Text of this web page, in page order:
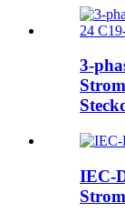
3-
IEC-